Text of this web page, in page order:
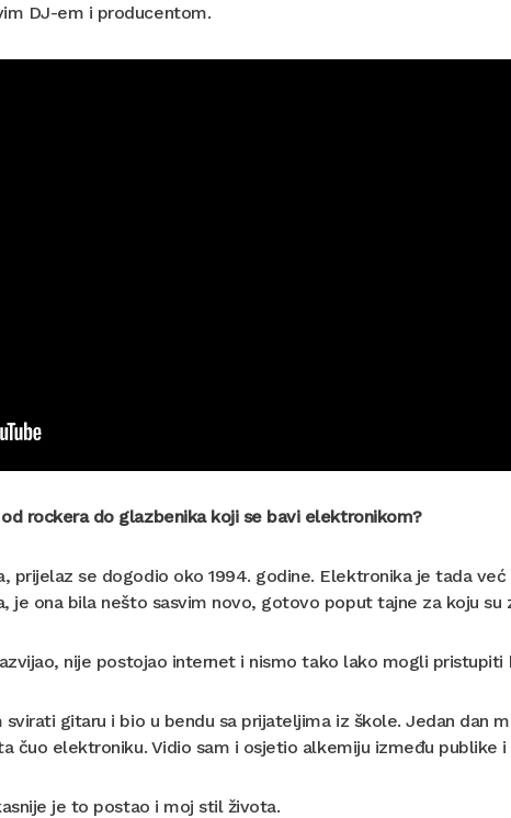
DJ-em i producentom.
rockera do glazbenika koji se bavi elektronikom?
prijelaz se dogodio oko 1994. godine. Elektronika je tada
je ona bila nešto sasvim novo, gotovo poput tajne za koju su
nije postojao internet i nismo tako lako mogli pristupiti
svirati gitaru i bio u bendu sa prijateljima iz škole. Jedan dan
čuo elektroniku. Vidio sam i osjetio alkemiju između publike i
je to postao i moj stil života.